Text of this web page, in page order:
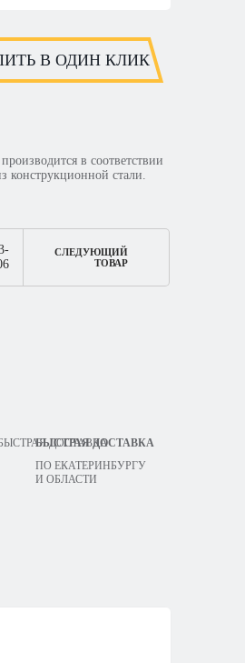
В ОДИН КЛИК
в соответствии
конструкционной стали.
СЛЕДУЮЩИЙ
ТОВАР
БЫСТРАЯ ДОСТАВКА
ПО ЕКАТЕРИНБУРГУ
И ОБЛАСТИ